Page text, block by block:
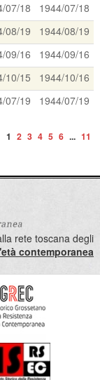
07/18
1944/07/18
08/19
1944/08/19
09/16
1944/09/16
10/15
1944/10/16
07/19 1944/07/19
1 2 3 4 5 6 ... 11
rete toscana degli
contemporanea